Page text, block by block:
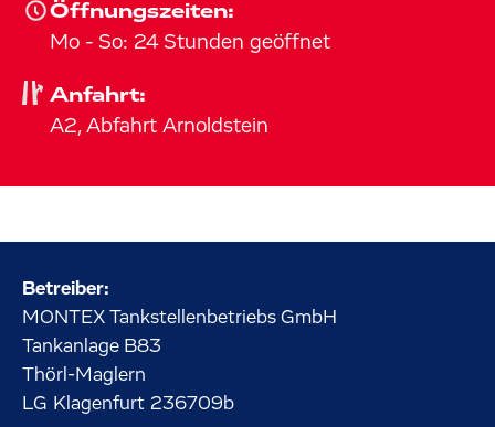
Öffnungszeiten:
Mo - So: 24 Stunden geöffnet
Anfahrt:
A2, Abfahrt Arnoldstein
Betreiber:
MONTEX Tankstellenbetriebs GmbH
Tankanlage B83
Thörl-Maglern
LG Klagenfurt 236709b